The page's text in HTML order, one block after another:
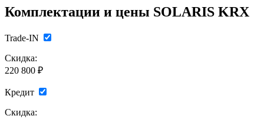
Комплектации и цены SOLARIS KRX
Trade-IN
Скидка:
220 800 ₽
Кредит
Скидка: